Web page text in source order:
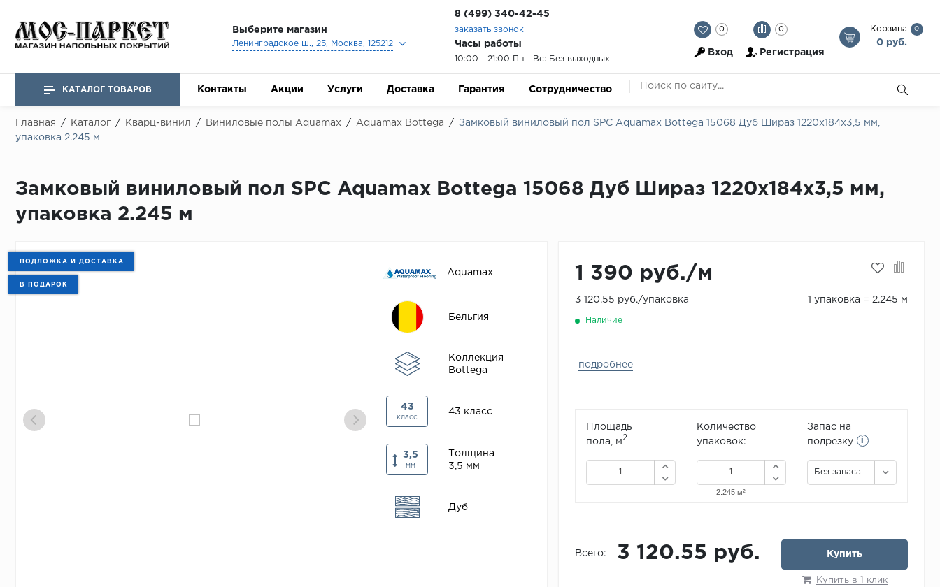
Выберите магазин
Ленинградское ш., 25, Москва, 125212
8 (499) 340-42-45
заказать звонок
Часы работы
10:00 - 21:00 Пн - Вс: Без выходных
0 0
Вход Регистрация
Корзина 0
0 руб.
КАТАЛОГ ТОВАРОВ Контакты Акции Услуги Доставка Гарантия Сотрудничество
Главная / Каталог / Кварц-винил / Виниловые полы Aquamax / Aquamax Bottega /
Замковый виниловый пол SPC Aquamax Bottega 15068 Дуб Шираз 1220x184x3,5 мм,
упаковка 2.245 м
Замковый виниловый пол SPC Aquamax Bottega 15068 Дуб Шираз 1220x184x3,5 мм,
упаковка 2.245 м
ПОДЛОЖКА И ДОСТАВКА
В ПОДАРОК
Aquamax
Бельгия
Коллекция
Bottega
43
класс
43 класс
3,5
мм
Толщина
3,5 мм
Дуб
1 390 руб./м
3 120.55 руб./упаковка 1 упаковка = 2.245 м
Наличие
подробнее
Площадь
пола, м2
Количество
упаковок:
Запас на
подрезку
i
Без запаса
Всего: 3 120.55 руб. Купить
Купить в 1 клик